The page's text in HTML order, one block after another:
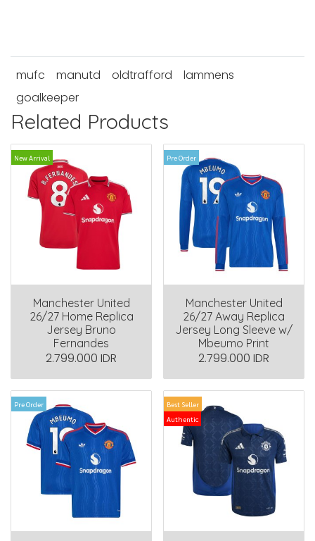
mufc manutd oldtrafford
lammens
goalkeeper
Related Products
New Arrival
Manchester United
26/27 Home Replica
Jersey Bruno
Fernandes
2.799.000 IDR
Pre Order
Manchester United
26/27 Away Replica
Jersey Long Sleeve w/
Mbeumo Print
2.799.000 IDR
Pre Order
Best Seller
Authentic